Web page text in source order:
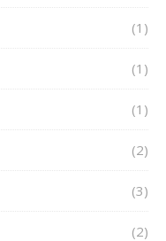
(1)
(1)
(1)
(2)
(3)
(2)